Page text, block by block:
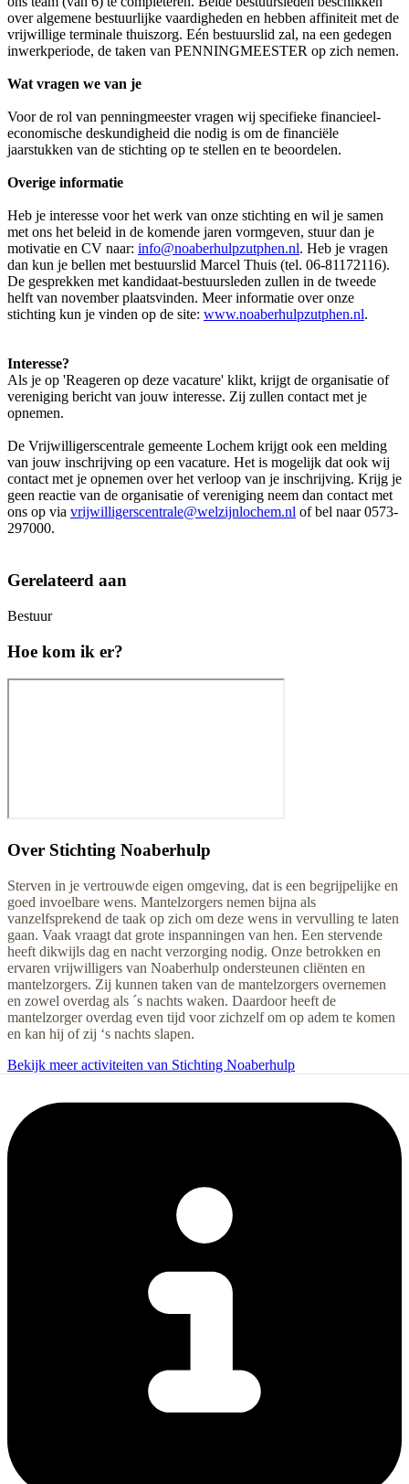
over algemene bestuurlijke vaardigheden en hebben affiniteit met de
vrijwillige terminale thuiszorg. Eén bestuurslid zal, na een gedegen
inwerkperiode, de taken van PENNINGMEESTER op zich nemen.
Wat vragen we van je
Voor de rol van penningmeester vragen wij specifieke financieel-
economische deskundigheid die nodig is om de financiële
jaarstukken van de stichting op te stellen en te beoordelen.
Overige informatie
Heb je interesse voor het werk van onze stichting en wil je samen
met ons het beleid in de komende jaren vormgeven, stuur dan je
motivatie en CV naar: info@noaberhulpzutphen.nl. Heb je vragen
dan kun je bellen met bestuurslid Marcel Thuis (tel. 06-81172116).
De gesprekken met kandidaat-bestuursleden zullen in de tweede
helft van november plaatsvinden. Meer informatie over onze
stichting kun je vinden op de site: www.noaberhulpzutphen.nl.
Interesse?
Als je op 'Reageren op deze vacature' klikt, krijgt de organisatie of
vereniging bericht van jouw interesse. Zij zullen contact met je
opnemen.
De Vrijwilligerscentrale gemeente Lochem krijgt ook een melding
van jouw inschrijving op een vacature. Het is mogelijk dat ook wij
contact met je opnemen over het verloop van je inschrijving. Krijg je
geen reactie van de organisatie of vereniging neem dan contact met
ons op via vrijwilligerscentrale@welzijnlochem.nl of bel naar 0573-
297000.
Gerelateerd aan
Bestuur
Hoe kom ik er?
Over Stichting Noaberhulp
Sterven in je vertrouwde eigen omgeving, dat is een begrijpelijke en
goed invoelbare wens. Mantelzorgers nemen bijna als
vanzelfsprekend de taak op zich om deze wens in vervulling te laten
gaan. Vaak vraagt dat grote inspanningen van hen. Een stervende
heeft dikwijls dag en nacht verzorging nodig. Onze betrokken en
ervaren vrijwilligers van Noaberhulp ondersteunen cliënten en
mantelzorgers. Zij kunnen taken van de mantelzorgers overnemen
en zowel overdag als ´s nachts waken. Daardoor heeft de
mantelzorger overdag even tijd voor zichzelf om op adem te komen
en kan hij of zij ‘s nachts slapen.
Bekijk meer activiteiten van Stichting Noaberhulp